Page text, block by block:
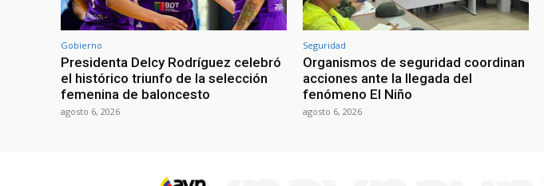
Gobierno
Presidenta Delcy Rodríguez celebró
el histórico triunfo de la selección
femenina de baloncesto
agosto 6, 2026
Seguridad
Organismos de seguridad coordinan
acciones ante la llegada del
fenómeno El Niño
agosto 6, 2026